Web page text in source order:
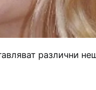
различни